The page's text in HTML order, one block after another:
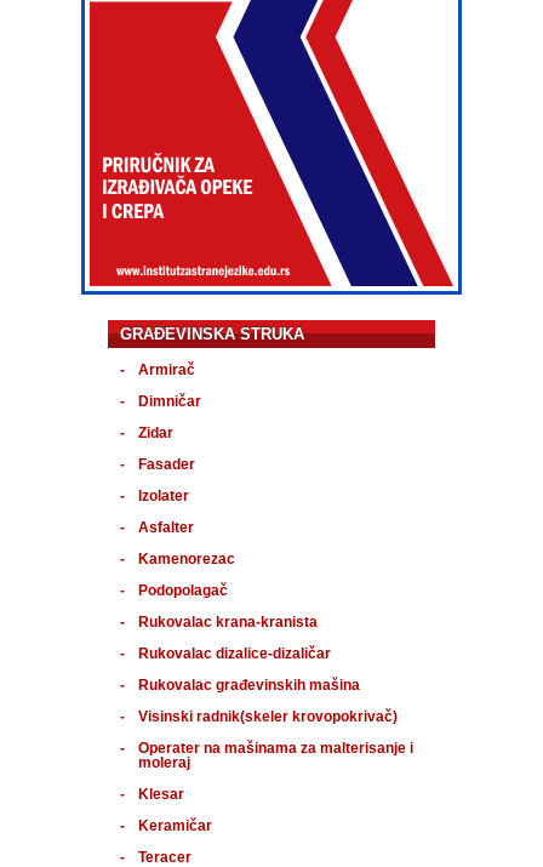
GRAĐEVINSKA STRUKA
Armirač
Dimničar
Zidar
Fasader
Izolater
Asfalter
Kamenorezac
Podopolagač
Rukovalac krana-kranista
Rukovalac dizalice-dizaličar
Rukovalac građevinskih mašina
Visinski radnik(skeler krovopokrivač)
Operater na mašinama za malterisanje i
moleraj
Klesar
Keramičar
Teracer